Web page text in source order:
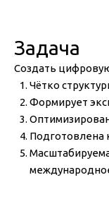
Задача
Создать
Чётко
Формирует
Подготовлена